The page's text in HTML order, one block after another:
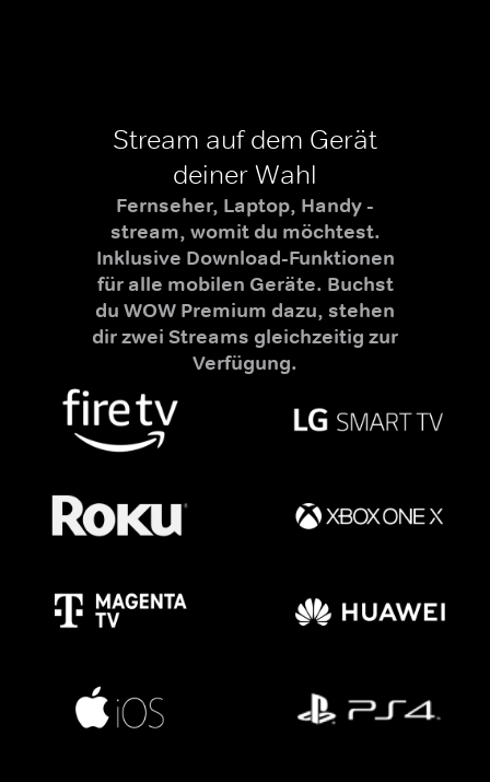
Stream auf dem Gerät
deiner Wahl
Fernseher, Laptop, Handy -
stream, womit du möchtest.
Inklusive Download-Funktionen
für alle mobilen Geräte. Buchst
du WOW Premium dazu, stehen
dir zwei Streams gleichzeitig zur
Verfügung.